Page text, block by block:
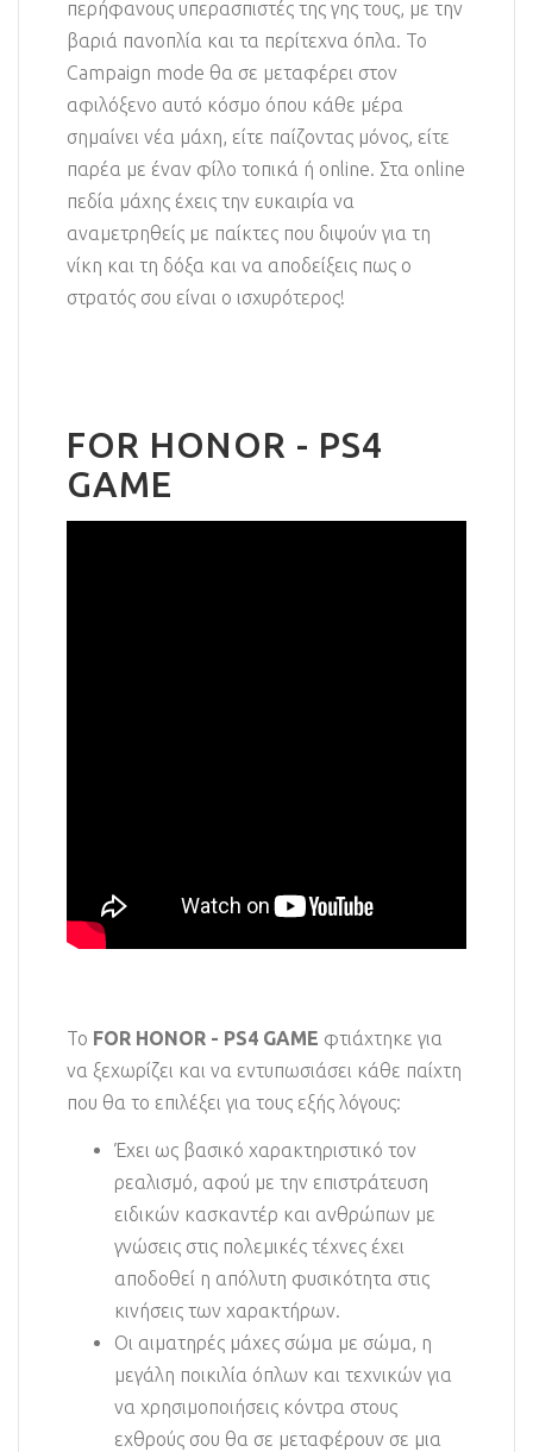
περήφανους υπερασπιστές της γης τους, με την
βαριά πανοπλία και τα περίτεχνα όπλα. Το
Campaign mode θα σε μεταφέρει στον
αφιλόξενο αυτό κόσμο όπου κάθε μέρα
σημαίνει νέα μάχη, είτε παίζοντας μόνος, είτε
παρέα με έναν φίλο τοπικά ή online. Στα online
πεδία μάχης έχεις την ευκαιρία να
αναμετρηθείς με παίκτες που διψούν για τη
νίκη και τη δόξα και να αποδείξεις πως ο
στρατός σου είναι ο ισχυρότερος!
FOR HONOR - PS4
GAME
Το FOR HONOR - PS4 GAME φτιάχτηκε για
να ξεχωρίζει και να εντυπωσιάσει κάθε παίχτη
που θα το επιλέξει για τους εξής λόγους:
Έχει ως βασικό χαρακτηριστικό τον
ρεαλισμό, αφού με την επιστράτευση
ειδικών κασκαντέρ και ανθρώπων με
γνώσεις στις πολεμικές τέχνες έχει
αποδοθεί η απόλυτη φυσικότητα στις
κινήσεις των χαρακτήρων.
Οι αιματηρές μάχες σώμα με σώμα, η
μεγάλη ποικιλία όπλων και τεχνικών για
να χρησιμοποιήσεις κόντρα στους
εχθρούς σου θα σε μεταφέρουν σε μια